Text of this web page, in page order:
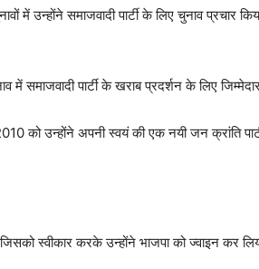
उन्होंने समाजवादी पार्टी के लिए चुनाव प्रचार
समाजवादी पार्टी के खराब प्रदर्शन के लिए
को उन्होंने अपनी स्वयं की एक नयी जन क्रांति
स्वीकार करके उन्होंने भाजपा को ज्वाइन